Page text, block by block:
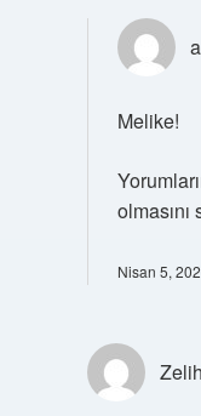
Melike!
olmasını
Nisan 5,